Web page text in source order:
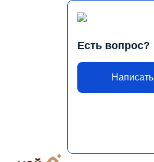
Есть вопрос?
Написать